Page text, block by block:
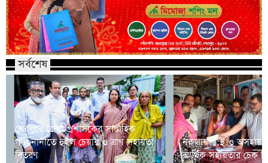
সর্বশেষ
শেরপুরে জেলা প্রশাসকের সাপ্তাহিক
গণশুনানীতে হুইল চেয়ার ও ত্রাণ সহায়তা
বিতরণ
নকলায় দু:স্থ ও অসহায়
আর্থিক সহায়তার চেক